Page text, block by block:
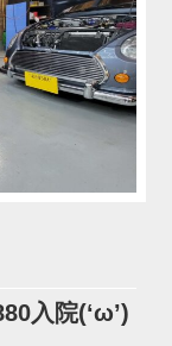
入院(‘ω’)